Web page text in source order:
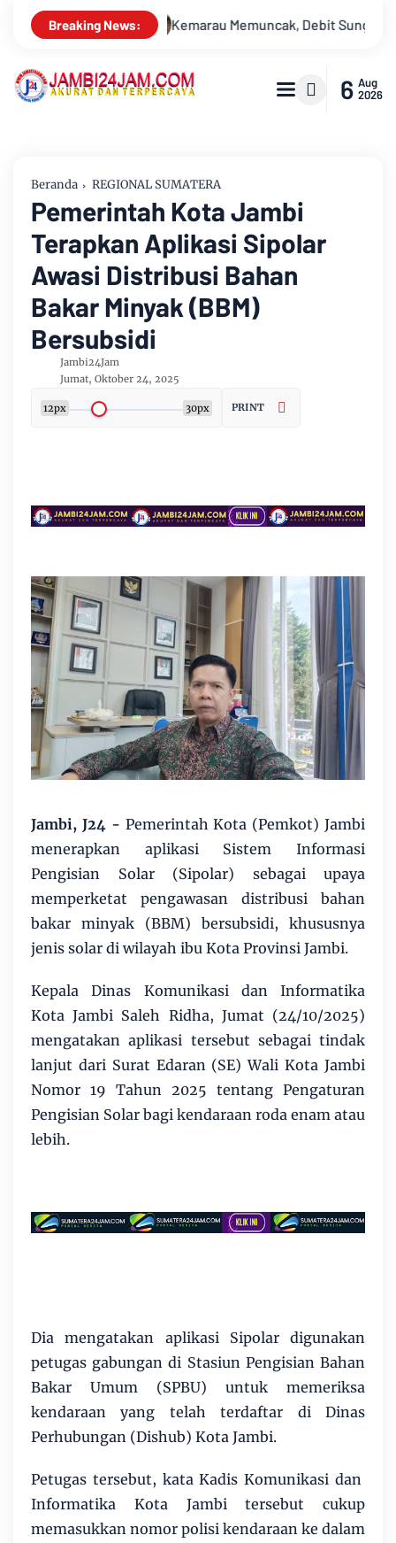
Breaking News:
Debit Sungai Batanghari Terus Menyusut, Jambi Hadapi
6 Aug
2026
Beranda REGIONAL SUMATERA
Pemerintah Kota Jambi
Terapkan Aplikasi Sipolar
Awasi Distribusi Bahan
Bakar Minyak (BBM)
Bersubsidi
Jambi24Jam
Jumat, Oktober 24, 2025
12px 30px PRINT
Jambi, J24 - Pemerintah Kota (Pemkot) Jambi
menerapkan aplikasi Sistem Informasi
Pengisian Solar (Sipolar) sebagai upaya
memperketat pengawasan distribusi bahan
bakar minyak (BBM) bersubsidi, khususnya
jenis solar di wilayah ibu Kota Provinsi Jambi.
Kepala Dinas Komunikasi dan Informatika
Kota Jambi Saleh Ridha, Jumat (24/10/2025)
mengatakan aplikasi tersebut sebagai tindak
lanjut dari Surat Edaran (SE) Wali Kota Jambi
Nomor 19 Tahun 2025 tentang Pengaturan
Pengisian Solar bagi kendaraan roda enam atau
lebih.
Dia mengatakan aplikasi Sipolar digunakan
petugas gabungan di Stasiun Pengisian Bahan
Bakar Umum (SPBU) untuk memeriksa
kendaraan yang telah terdaftar di Dinas
Perhubungan (Dishub) Kota Jambi.
Petugas tersebut, kata Kadis Komunikasi dan
Informatika Kota Jambi tersebut cukup
memasukkan nomor polisi kendaraan ke dalam